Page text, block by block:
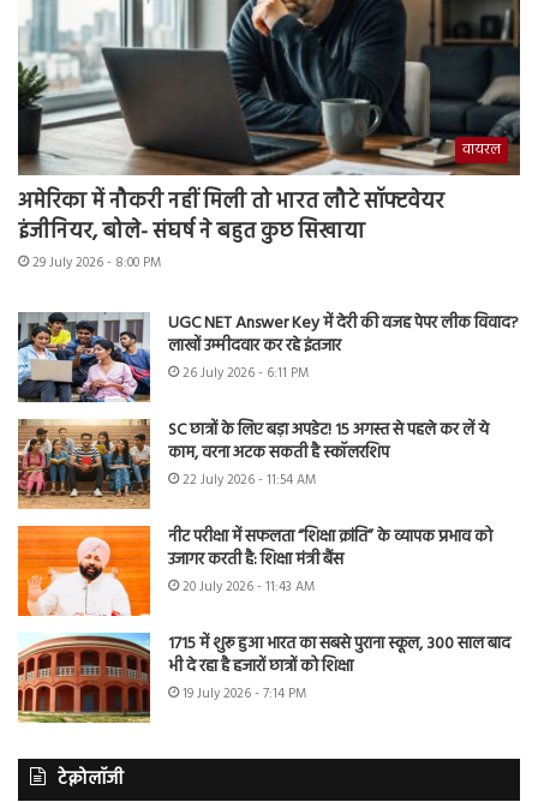
वायरल
अमेरिका में नौकरी नहीं मिली तो भारत लौटे सॉफ्टवेयर
इंजीनियर, बोले- संघर्ष ने बहुत कुछ सिखाया
29 July 2026 - 8:00 PM
UGC NET Answer Key में देरी की वजह पेपर लीक विवाद?
लाखों उम्मीदवार कर रहे इंतजार
26 July 2026 - 6:11 PM
SC छात्रों के लिए बड़ा अपडेट! 15 अगस्त से पहले कर लें ये
काम, वरना अटक सकती है स्कॉलरशिप
22 July 2026 - 11:54 AM
नीट परीक्षा में सफलता “शिक्षा क्रांति” के व्यापक प्रभाव को
उजागर करती है: शिक्षा मंत्री बैंस
20 July 2026 - 11:43 AM
1715 में शुरू हुआ भारत का सबसे पुराना स्कूल, 300 साल बाद
भी दे रहा है हजारों छात्रों को शिक्षा
19 July 2026 - 7:14 PM
टेक्नोलॉजी